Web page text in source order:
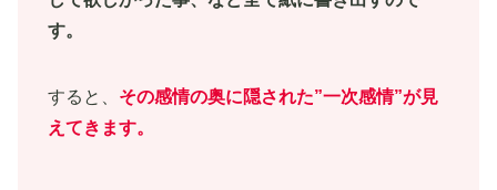
す。
すると、 その感情の奥に隠された”一次感情”が見
えてきます。